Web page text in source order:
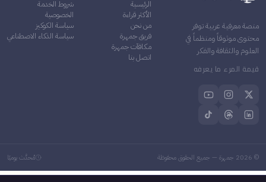
منصة معرفية عربية توفر
محتوى موثوقاً ومنظماً في
العلوم والثقافة والفكر
قيمة المرء ما يعرفه
الرئيسية
الأكثر قراءة
من نحن
فريق جمهرة
مكافآت جمهرة
اتصل بنا
شروط الخدمة
الخصوصية
سياسة الكوكيز
سياسة الذكاء الاصطناعي
©
2026 جمهرة — جميع الحقوق محفوظة مُحدَّث يوميًا